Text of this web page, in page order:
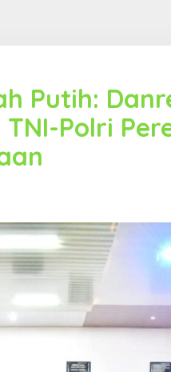
Putih:
Polri